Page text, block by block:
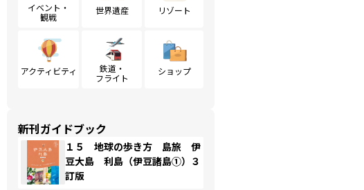
イベント・
観戦
世界遺産 リゾート
アクティビティ
鉄道・
フライト
ショップ
新刊ガイドブック
１５ 地球の歩き方 島旅 伊
豆大島 利島（伊豆諸島①）３
訂版